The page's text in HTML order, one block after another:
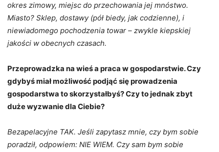
okres zimowy, miejsc do przechowania jej mnóstwo.
Miasto? Sklep, dostawy (pół biedy, jak codzienne), i
niewiadomego pochodzenia towar – zwykle kiepskiej
jakości w obecnych czasach.
Przeprowadzka na wieś a praca w gospodarstwie. Czy
gdybyś miał możliwość podjąć się prowadzenia
gospodarstwa to skorzystałbyś? Czy to jednak zbyt
duże wyzwanie dla Ciebie?
Bezapelacyjne TAK. Jeśli zapytasz mnie, czy bym sobie
poradził, odpowiem: NIE WIEM. Czy sam bym sobie